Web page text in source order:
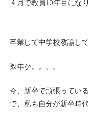
４月で教員10年目にな
卒業して中学校教諭し
数年か。。。。
今、新卒で頑張ってい
で、私も自分が新卒時